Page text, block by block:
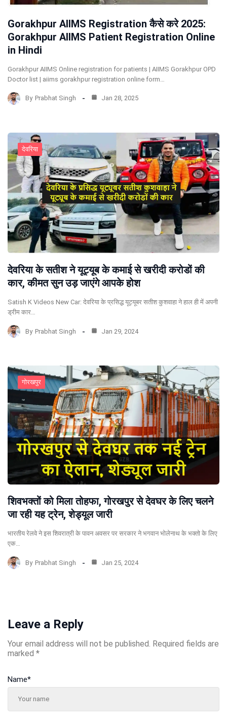
Gorakhpur AIIMS Registration कैसे करे 2025:
Gorakhpur AIIMS Patient Registration Online
in Hindi
Gorakhpur AIIMS Online registration for patients | AIIMS Gorakhpur OPD
Doctor list | aiims gorakhpur registration online form…
By Prabhat Singh Jan 28, 2025
देवरिया
देवरिया के सतीश ने यूट्यूब के कमाई से खरीदी करोडों की
कार, कीमत सुन उड़ जाएंगे आपके होश
Satish K Videos New Car: देवरिया के प्रसिद्ध यूट्यूबर सतीश कुशवाहा ने हाल ही में अपनी
ड्रीम कार…
By Prabhat Singh Jan 29, 2024
गोरखपुर
शिवभक्तों को मिला तोहफा, गोरखपुर से देवघर के लिए चलने
जा रही यह ट्रेन, शेड्यूल जारी
भारतीय रेलवे ने इस शिवरात्री के पावन अवसर पर सरकार ने भगवान भोलेनाथ के भक्तो के लिए
एक…
By Prabhat Singh Jan 25, 2024
Leave a Reply
Your email address will not be published. Required fields are
marked *
Name*